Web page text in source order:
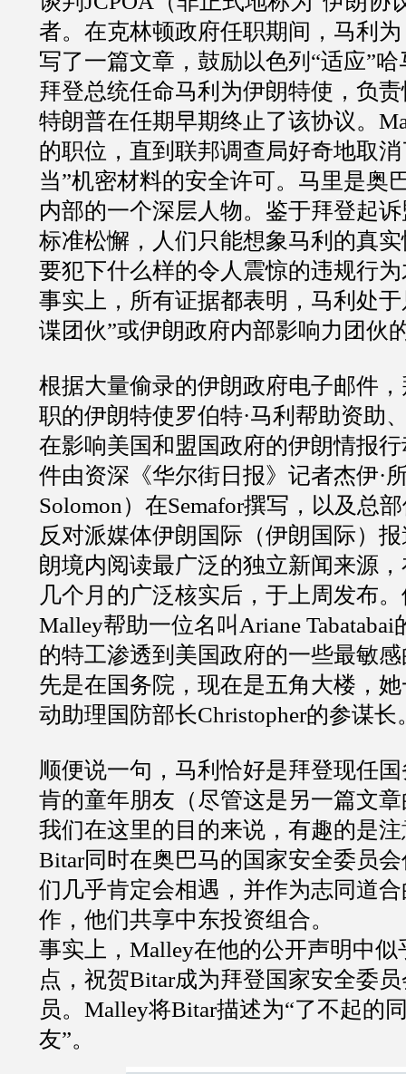
者。在克林顿政府任职期间，马利
写了一篇文章，鼓励以色列 “适应”哈
拜登总统任命马利为伊朗特使，负
特朗普在任期早期终止了该协议。
的职位，直到联邦调查局好奇地取
当”机密材料的安全许可。马里是奥
内部的一个深层人物。鉴于拜登起
标准松懈，人们只能想象马利的真
要犯下什么样的令人震惊的违规行
事实上，所有证据都表明，马利处
谍团伙”或伊朗政府内部影响力团伙
根据大量偷录的伊朗政府电子邮件
职的伊朗特使罗伯特·马利帮助资助
在影响美国和盟国政府的伊朗情报
件由资深《华尔街日报》记者杰伊·
Solomon ）在Semafor撰写，以及总
反对派媒体伊朗国际（伊朗国际）
朗境内阅读最广泛的独立新闻来源
几个月的广泛核实后，于上周发布
Malley帮助一位名叫 Ariane Tabatabai
的特工渗透到美国政府的一些最敏
先是在国务院，现在是五角大楼，
动助理国防部长Christopher的参谋长
顺便说一句，马利恰好是拜登现任
肯的童年朋友（尽管这是另一篇文
我们在这里的目的来说，有趣的是
Bitar同时在奥巴马的国家安全委员
们几乎肯定会相遇，并作为志同道
作，他们共享中东投资组合。
事实上， Malley在他的公开声明中似
点，祝贺Bitar成为拜登国家安全委
员。 Malley将Bitar描述为“了不起的
友”。